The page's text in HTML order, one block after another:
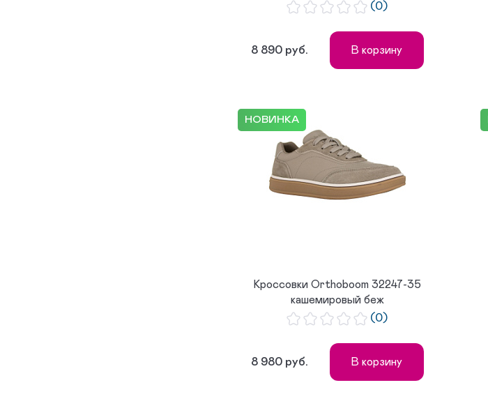
(0)
8 890 руб. В корзину
НОВИНКА
Кроссовки Orthoboom 32247-35
кашемировый беж
(0)
8 980 руб. В корзину